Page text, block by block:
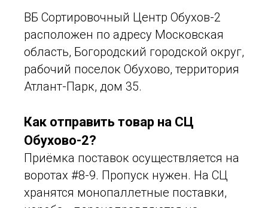
ВБ Сортировочный Центр Обухов-2
расположен по адресу Московская
область, Богородский городской округ,
рабочий поселок Обухово, территория
Атлант-Парк, дом 35.
Как отправить товар на СЦ
Обухово-2?
Приёмка поставок осуществляется на
воротах #8-9. Пропуск нужен. На СЦ
хранятся монопаллетные поставки,